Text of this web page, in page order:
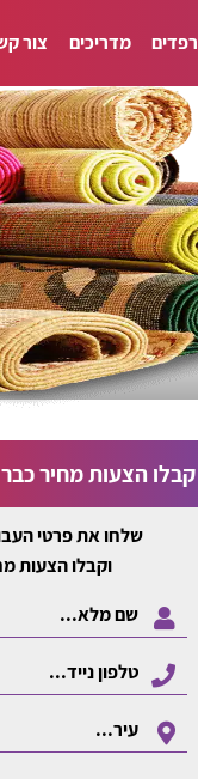
רפדים מדריכים צור
קבלו הצעות מחיר
שלחו את פרטי
וקבלו הצעות